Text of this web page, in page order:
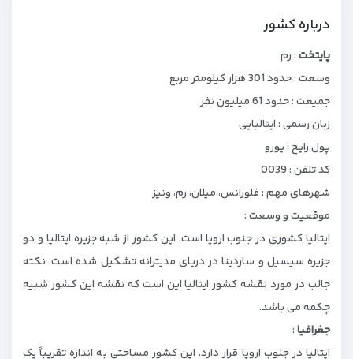
درباره کشور
پایتخت: رم
وسعت : حدود 301 هزار کیلومتر مربع
جمیعت : حدود 61 میلیون نفر
زبان رسمی : ایتالیایی
پول رایج : یورو
کد تلفن : 0039
شهرهای مهم : فلورانس، میلان، رم، ونیز
موقعیت و وسعت :
ایتالیا کشوری در جنوب اروپا است. این کشور از شبه ‌جزیره ایتالیا و دو
جزیره سیسیل و ساردینا در دریای مدیترانه تشکیل شده ‌است. نکته
جالب در مورد نقشه کشور ایتالیا این است که نقشه این کشور شبیه
چکمه می باشد.
جغرافیا:
ایتالیا در جنوب اروپا قرار دارد. این کشور مساحتی به اندازه تقریباً یک